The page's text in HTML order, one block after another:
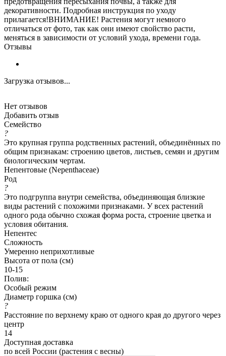
декоративности. Подробная инструкция по уходу
прилагается!ВНИМАНИЕ! Растения могут немного
отличаться от фото, так как они имеют свойство расти,
меняться в зависимости от условий ухода, времени года.
Отзывы
Загрузка отзывов...
Нет отзывов
Добавить отзыв
Семейство
?
Это крупная группа родственных растений, объединённых по
общим признакам: строению цветов, листьев, семян и другим
биологическим чертам.
Непентовые (Nepenthaceae)
Род
?
Это подгруппа внутри семейства, объединяющая близкие
виды растений с похожими признаками. У всех растений
одного рода обычно схожая форма роста, строение цветка и
условия обитания.
Непентес
Сложность
Умеренно неприхотливые
Высота от пола (см)
10-15
Полив:
Особый режим
Диаметр горшка (см)
?
Расстояние по верхнему краю от одного края до другого через
центр
14
Доступная доставка
по всей России (растения с весны)